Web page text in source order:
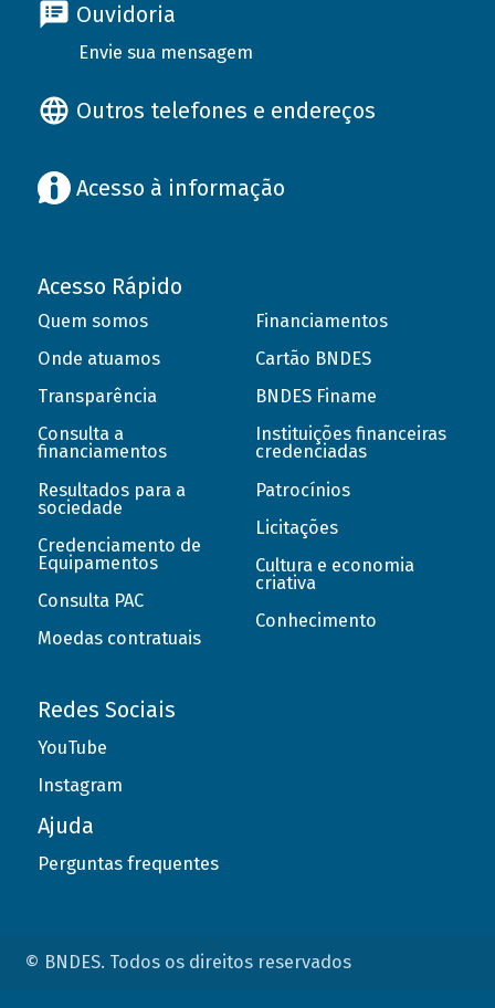
Ouvidoria
Envie sua mensagem
Outros telefones e endereços
Acesso à informação
Acesso Rápido
Quem somos
Onde atuamos
Transparência
Consulta a
financiamentos
Resultados para a
sociedade
Credenciamento de
Equipamentos
Consulta PAC
Moedas contratuais
Financiamentos
Cartão BNDES
BNDES Finame
Instituições financeiras
credenciadas
Patrocínios
Licitações
Cultura e economia
criativa
Conhecimento
Redes Sociais
YouTube
Instagram
Ajuda
Perguntas frequentes
© BNDES. Todos os direitos reservados